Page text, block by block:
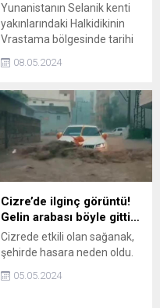
Yunanistanın Selanik kenti
yakınlarındaki Halkidikinin
Vrastama bölgesinde tarihi
kullanılamaz hale geldiği
08.05.2024
Cizre’de ilginç görüntü!
Gelin arabası böyle gitti…
Cizrede etkili olan sağanak,
şehirde hasara neden oldu.
05.05.2024